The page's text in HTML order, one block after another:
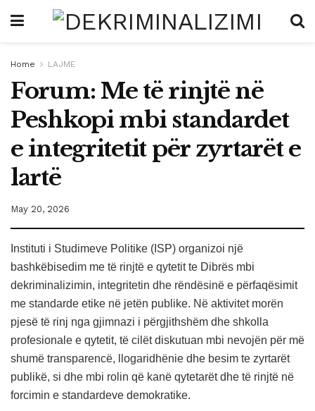
Home LAJME
Forum: Me të rinjtë në
Peshkopi mbi standardet
e integritetit për zyrtarët e
lartë
May 20, 2026
Instituti i Studimeve Politike (ISP) organizoi një
bashkëbisedim me të rinjtë e qytetit te Dibrës mbi
dekriminalizimin, integritetin dhe rëndësinë e përfaqësimit
me standarde etike në jetën publike. Në aktivitet morën
pjesë të rinj nga gjimnazi i përgjithshëm dhe shkolla
profesionale e qytetit, të cilët diskutuan mbi nevojën për më
shumë transparencë, llogaridhënie dhe besim te zyrtarët
publikë, si dhe mbi rolin që kanë qytetarët dhe të rinjtë në
forcimin e standardeve demokratike.